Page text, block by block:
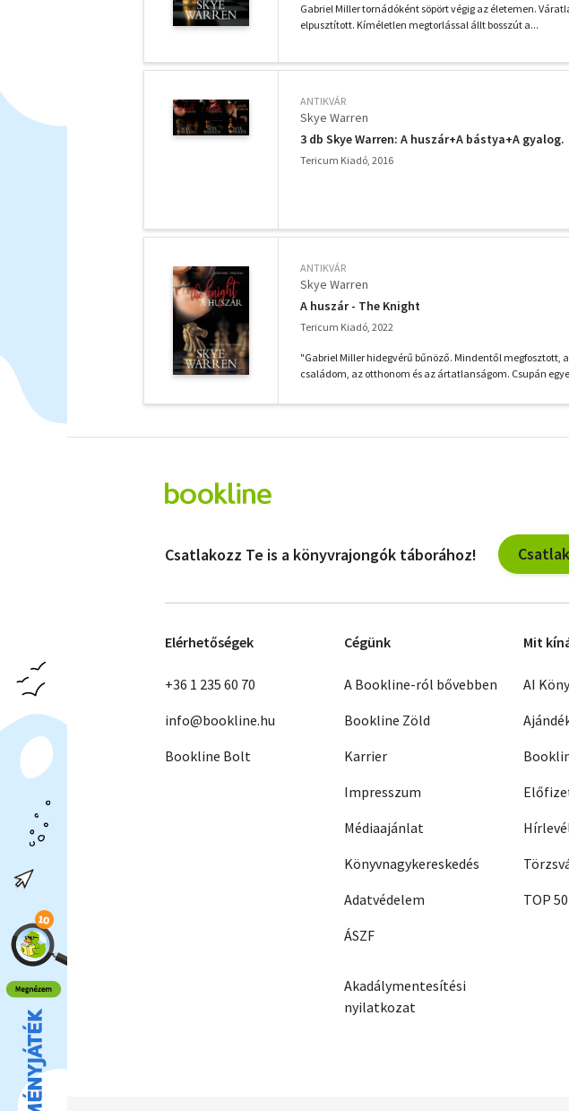
Gabriel Miller tornádóként söpört végig az életemen.
elpusztított. Kíméletlen megtorlással állt bosszút a...
ANTIKVÁR
Skye Warren
3 db Skye Warren: A huszár+A bástya+A gyalog.
Tericum Kiadó, 2016
ANTIKVÁR
Skye Warren
A huszár - The Knight
Tericum Kiadó, 2022
"Gabriel Miller hidegvérű bűnöző. Mindentől megfosztott,
családom, az otthonom és az ártatlanságom. Csupán
Csatlakozz Te is a könyvrajongók táborához!
Elérhetőségek
+36 1 235 60 70
info@bookline.hu
Bookline Bolt
Cégünk
A Bookline-ról bővebben
Bookline Zöld
Karrier
Impresszum
Médiaajánlat
Könyvnagykereskedés
Adatvédelem
ÁSZF
Akadálymentesítési
nyilatkozat
Mit
AI
TOP 50